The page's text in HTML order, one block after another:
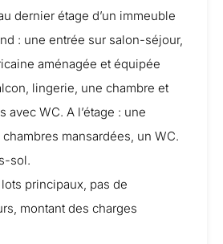
dernier étage d’un immeuble
: une entrée sur salon-séjour,
aménagée et équipée
lingerie, une chambre et
avec WC. A l’étage : une
mansardées, un WC.
sol.
principaux, pas de
montant des charges